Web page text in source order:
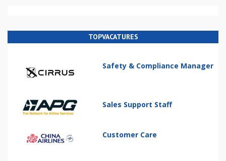
TOPVACATURES
Safety & Compliance Manager
Sales Support Staff
Customer Care